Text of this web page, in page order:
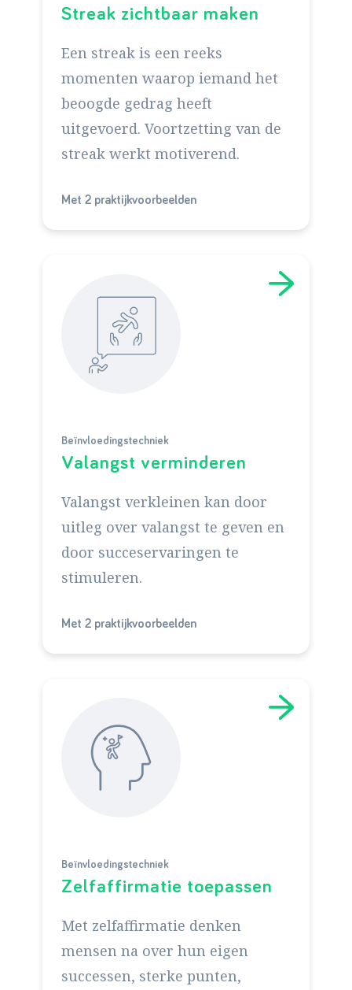
Streak zichtbaar maken
Een streak is een reeks
momenten waarop iemand het
beoogde gedrag heeft
uitgevoerd. Voortzetting van de
streak werkt motiverend.
Met 2 praktijkvoorbeelden
Beïnvloedingstechniek
Valangst verminderen
Valangst verkleinen kan door
uitleg over valangst te geven en
door succeservaringen te
stimuleren.
Met 2 praktijkvoorbeelden
Beïnvloedingstechniek
Zelfaffirmatie toepassen
Met zelfaffirmatie denken
mensen na over hun eigen
successen, sterke punten,